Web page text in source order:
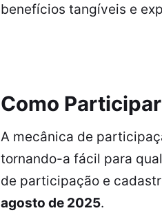
benefícios tangíveis e
Como
A mecânica de
tornando-a fácil para
de participação e
agosto de 2025.